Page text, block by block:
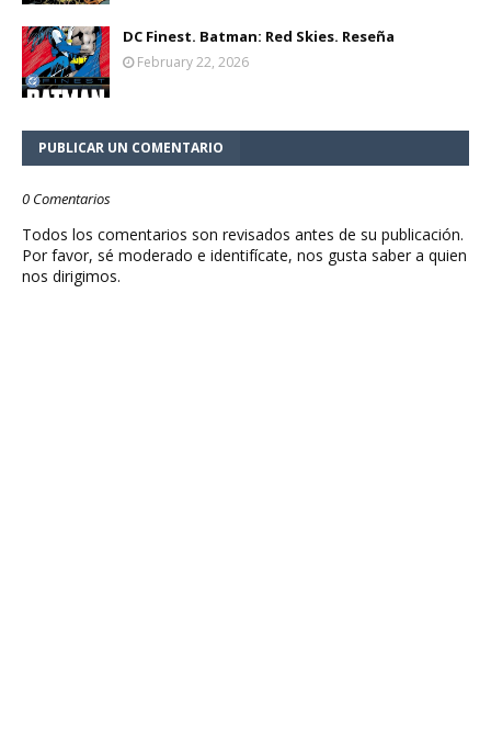
DC Finest. Batman: Red Skies. Reseña
February 22, 2026
PUBLICAR UN COMENTARIO
0 Comentarios
Todos los comentarios son revisados antes de su publicación.
Por favor, sé moderado e identifícate, nos gusta saber a quien
nos dirigimos.